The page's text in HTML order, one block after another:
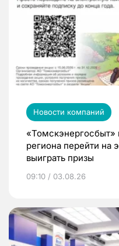
Новости компаний
«Томскэнергосбыт»
региона перейти на
выиграть призы
09:10 / 03.08.26